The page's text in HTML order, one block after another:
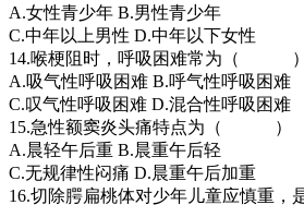
A.女性青少年 B.男性青少年
C.中年以上男性 D.中年以下女性
14.喉梗阻时，呼吸困难常为（ ）
A.吸气性呼吸困难 B.呼气性呼吸困难
C.叹气性呼吸困难 D.混合性呼吸困难
15.急性额窦炎头痛特点为（ ）
A.晨轻午后重 B.晨重午后轻
C.无规律性闷痛 D.晨重午后加重
16.切除腭扁桃体对少年儿童应慎